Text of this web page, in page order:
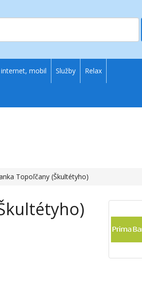
Topoľčany (Škultétyho)
internet, mobil Služby Relax